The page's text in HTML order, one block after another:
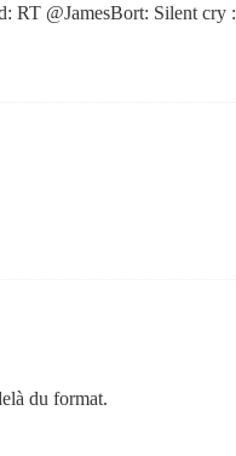
RT @JamesBort: Silent cry :
du format.